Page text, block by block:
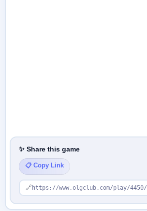
✨ Share this game
📋 Copy Link
🔗 https://www.olgclub.com/play/4450/